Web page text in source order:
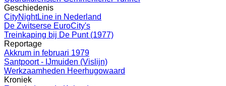
Geschiedenis
CityNightLine in Nederland
De Zwitserse EuroCity's
Treinkaping bij De Punt (1977)
Reportage
Akkrum in februari 1979
Santpoort - IJmuiden (Vislijn)
Werkzaamheden Heerhugowaard
Kroniek